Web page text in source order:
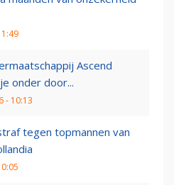
Ascend
onder door...
- 10:13
tegen topmannen van